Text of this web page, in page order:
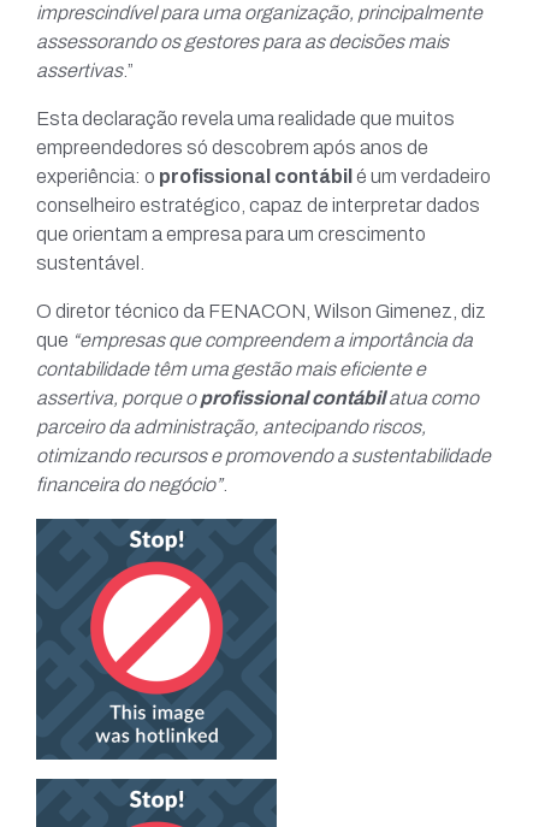
imprescindível para uma organização, principalmente
assessorando os gestores para as decisões mais
assertivas.”
Esta declaração revela uma realidade que muitos
empreendedores só descobrem após anos de
experiência: o profissional contábil é um verdadeiro
conselheiro estratégico, capaz de interpretar dados
que orientam a empresa para um crescimento
sustentável.
O diretor técnico da FENACON, Wilson Gimenez, diz
que “empresas que compreendem a importância da
contabilidade têm uma gestão mais eficiente e
assertiva, porque oprofissional contábilatua como
parceiro da administração, antecipando riscos,
otimizando recursos e promovendo a sustentabilidade
financeira do negócio”.